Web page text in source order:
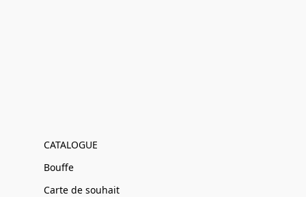
CATALOGUE
Bouffe
Carte de souhait